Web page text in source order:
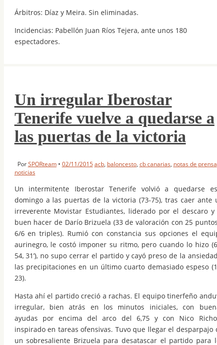
Árbitros: Díaz y Meira. Sin eliminadas.
Incidencias: Pabellón Juan Ríos Tejera, ante unos 180
espectadores.
Un irregular Iberostar
Tenerife vuelve a quedarse a
las puertas de la victoria
PorSPORteam • 02/11/2015 acb, baloncesto, cb canarias, notas de prensa
noticias
Un intermitente Iberostar Tenerife volvió a quedarse
domingo a las puertas de la victoria (73-75), tras caer ante
irreverente Movistar Estudiantes, liderado por el descaro y
buen hacer de Darío Brizuela (33 de valoración con 25
6/6 en triples). Rumió con constancia sus opciones el
aurinegro, le costó imponer su ritmo, pero cuando lo hizo
54, 31’), no supo cerrar el partido y cayó preso de la
las precipitaciones en un último cuarto demasiado espeso
23).
Hasta ahí el partido creció a rachas. El equipo tinerfeño
irregular, bien atrás en los minutos iniciales, con
ayudas por encima del arco del 6,75 y con Nico
inspirado en tareas ofensivas. Tuvo que llegar el desparpajo
un sobresaliente Brizuela para desatascar el partido para